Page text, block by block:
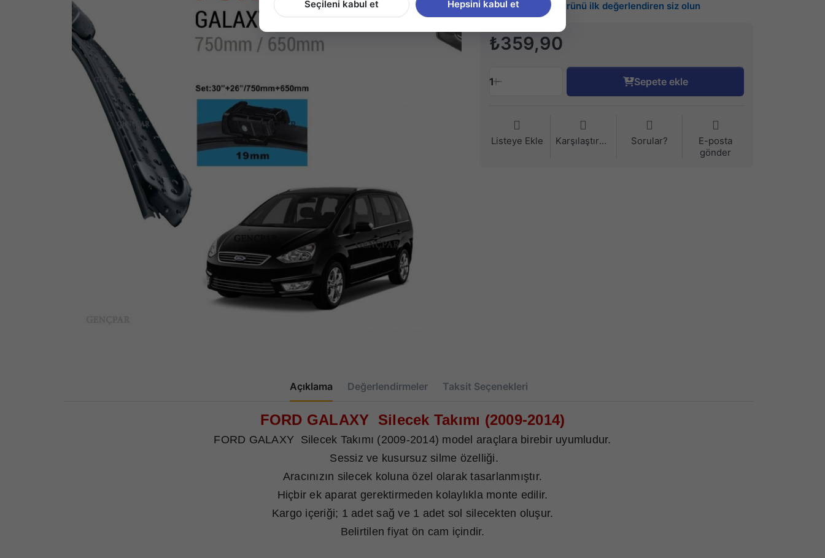
Bu ürünü ilk değerlendiren siz olun
₺359,90
1 Sepete ekle
Listeye Ekle Karşılaştırma Sorular?
E-posta
gönder
Açıklama Değerlendirmeler Taksit Seçenekleri
FORD GALAXY Silecek Takımı (2009-2014)
FORD GALAXY Silecek Takımı (2009-2014) model araçlara birebir uyumludur.
Sessiz ve kusursuz silme özelliği.
Aracınızın silecek koluna özel olarak tasarlanmıştır.
Hiçbir ek aparat gerektirmeden kolaylıkla monte edilir.
Kargo içeriği; 1 adet sağ ve 1 adet sol silecekten oluşur.
Belirtilen fiyat ön cam içindir.
Seçileni kabul et Hepsini kabul et